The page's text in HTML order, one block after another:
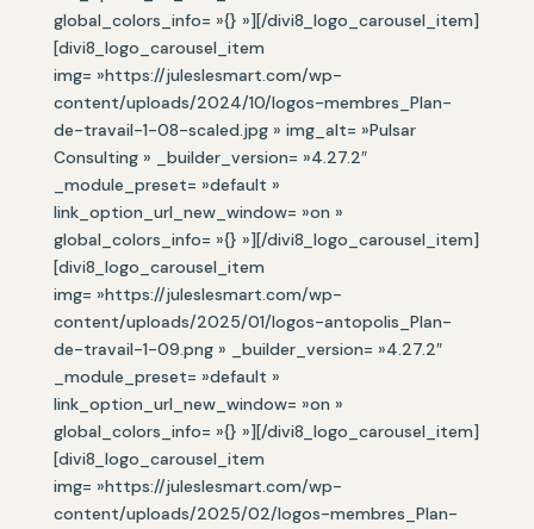
global_colors_info= »{} »][/divi8_logo_carousel_item]
[divi8_logo_carousel_item
img= »https://juleslesmart.com/wp-
content/uploads/2024/10/logos-membres_Plan-
de-travail-1-08-scaled.jpg » img_alt= »Pulsar
Consulting » _builder_version= »4.27.2″
_module_preset= »default »
link_option_url_new_window= »on »
global_colors_info= »{} »][/divi8_logo_carousel_item]
[divi8_logo_carousel_item
img= »https://juleslesmart.com/wp-
content/uploads/2025/01/logos-antopolis_Plan-
de-travail-1-09.png » _builder_version= »4.27.2″
_module_preset= »default »
link_option_url_new_window= »on »
global_colors_info= »{} »][/divi8_logo_carousel_item]
[divi8_logo_carousel_item
img= »https://juleslesmart.com/wp-
content/uploads/2025/02/logos-membres_Plan-